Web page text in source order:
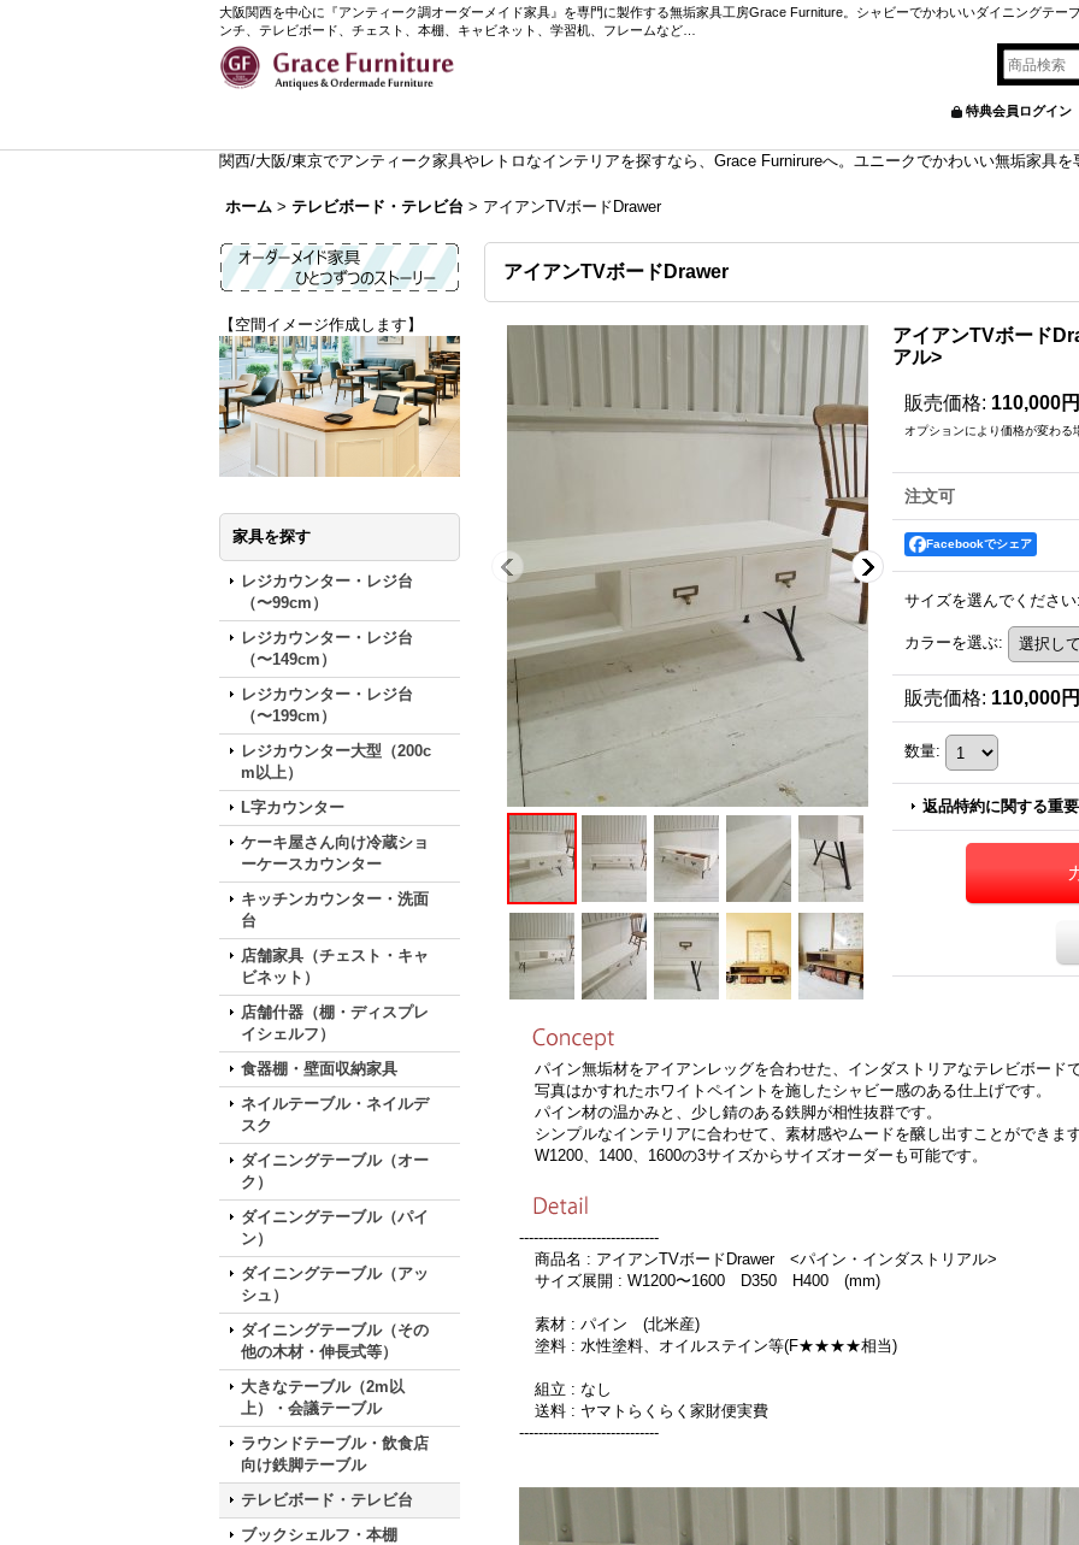
大阪関西を中心に『アンティーク調オーダーメイド家具』を専門に製作する無垢家具工房Grace Furniture。シャビーでかわいいダイニングテー
ンチ、テレビボード、チェスト、本棚、キャビネット、学習机、フレームなど…
特典会員ログイン
関西/大阪/東京でアンティーク家具やレトロなインテリアを探すなら、Grace Furnirureへ。ユニークでかわいい無垢家具
ホーム > テレビボード・テレビ台 > アイアンTVボードDrawer
【空間イメージ作成します】
家具を探す
レジカウンター・レジ台
（〜99cm）
レジカウンター・レジ台
（〜149cm）
レジカウンター・レジ台
（〜199cm）
レジカウンター大型（200c
m以上）
L字カウンター
ケーキ屋さん向け冷蔵ショ
ーケースカウンター
キッチンカウンター・洗面
台
店舗家具（チェスト・キャ
ビネット）
店舗什器（棚・ディスプレ
イシェルフ）
食器棚・壁面収納家具
ネイルテーブル・ネイルデ
スク
ダイニングテーブル（オー
ク）
ダイニングテーブル（パイ
ン）
ダイニングテーブル（アッ
シュ）
ダイニングテーブル（その
他の木材・伸長式等）
大きなテーブル（2m以
上）・会議テーブル
ラウンドテーブル・飲食店
向け鉄脚テーブル
テレビボード・テレビ台
ブックシェルフ・本棚
アイアンTVボードDrawer
アイアンTVボード
アル>
販売価格: 110,000円
オプションにより価格が変わる
注文可
Facebookでシェア
サイズを選んでください
カラーを選ぶ:
販売価格: 110,000円
数量:
返品特約に関する重
パイン無垢材をアイアンレッグを合わせた、インダストリアなテレビボード
写真はかすれたホワイトペイントを施したシャビー感のある仕上げです。
パイン材の温かみと、少し錆のある鉄脚が相性抜群です。
シンプルなインテリアに合わせて、素材感やムードを醸し出すことができま
W1200、1400、1600の3サイズからサイズオーダーも可能です。
-----------------------------
商品名 : アイアンTVボードDrawer <パイン・インダストリアル>
サイズ展開 : W1200〜1600 D350 H400 (mm)
素材 : パイン (北米産)
塗料 : 水性塗料、オイルステイン等(F★★★★相当)
組立 : なし
送料 : ヤマトらくらく家財便実費
-----------------------------